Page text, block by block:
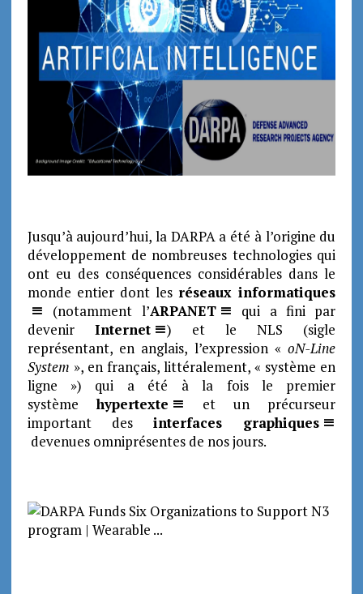
Jusqu’à aujourd’hui, la DARPA a été à l’origine du
développement de nombreuses technologies qui
ont eu des conséquences considérables dans le
monde entier dont les réseaux informatiques
(notamment l’ARPANET
qui a fini par
devenir Internet
) et le NLS (sigle
représentant, en anglais, l’expression «oN-Line
System », en français, littéralement, « système en
ligne ») qui a été à la fois le premier
systèmehypertexte
et un précurseur
important des interfaces graphiques
devenues omniprésentes de nos jours.